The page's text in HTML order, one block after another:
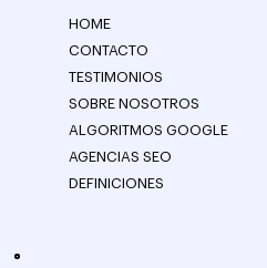
HOME
CONTACTO
TESTIMONIOS
SOBRE NOSOTROS
ALGORITMOS GOOGLE
AGENCIAS SEO
DEFINICIONES